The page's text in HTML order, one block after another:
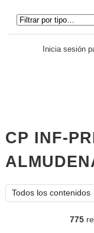
Inicia sesión
CP INF-
Todos los contenidos
775